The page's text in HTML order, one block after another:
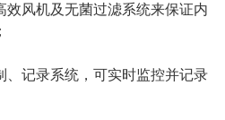
效风机及无菌过滤系统来保证内
、记录系统，可实时监控并记录